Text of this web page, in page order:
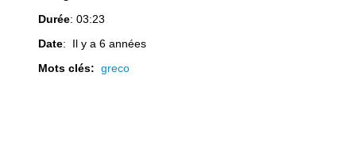
Durée: 03:23
Date: Il y a 6 années
Mots clés:greco